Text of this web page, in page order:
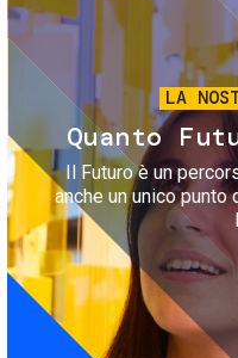
LA
Quanto
Il Futuro è un
anche un unico punto